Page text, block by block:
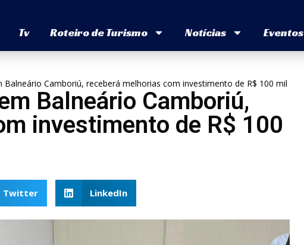
Tv Roteiro de Turismo Notícias Eventos
Balneário Camboriú, receberá melhorias com investimento de R$ 100 mil
Balneário Camboriú,
investimento de R$ 100
Twitter LinkedIn